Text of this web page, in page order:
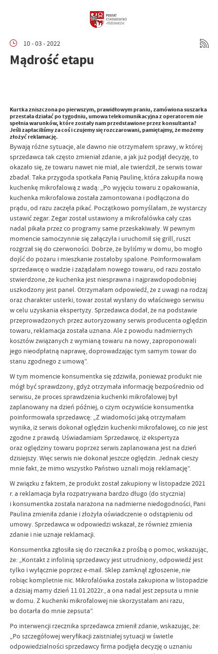
10 - 03 - 2022
Mądrość etapu
Kurtka zniszczona po pierwszym, prawidłowym praniu, zamówiona suszarka
przestała działać po tygodniu, umowa telekomunikacyjna z operatorem nie
spełnia warunków, które zostały nam przedstawione przez konsultanta?
Jeśli zapłaciliśmy za coś i czujemy się rozczarowani, pamiętajmy, że możemy
złożyć reklamację.
Bywają różne sytuacje, ale dawno nie otrzymałem sprawy, w której
sprzedawca tak często zmieniał zdanie, a jak już podjął decyzję, to
okazało się, że towaru nawet nie miał, ale twierdził, że serwis towar
zbadał. Taka przygoda spotkała Panią Paulinę, która zakupiła nową
kuchenkę mikrofalową z wadą: „Po wyjęciu towaru z opakowania,
kuchenka mikrofalowa została zamontowana i podłączona do
prądu, od razu zaczęła pikać. Początkowo pomyślałam, że wystarczy
ustawić zegar. Zegar został ustawiony a mikrofalówka cały czas
nadal pikała przez co programy same przeskakiwały. W pewnym
momencie samoczynnie się załączyła i uruchomił się grill, ruszt
rozgrzał się do czerwoności. Dobrze, że byliśmy w domu, bo mogło
dojść do pożaru i mieszkanie zostałoby spalone. Poinformowałam
sprzedawcę o wadzie i zażądałam nowego towaru, od razu zostało
stwierdzone, że kuchenka jest niesprawna i najprawdopodobniej
uszkodzony jest panel. Otrzymałam odpowiedź, że z uwagi na rodzaj
oraz charakter usterki, towar został wysłany do właściwego serwisu
w celu uzyskania ekspertyzy. Sprzedawca dodał, że na podstawie
przeprowadzonych przez autoryzowany serwis producenta oględzin
towaru, reklamacja została uznana. Ale z powodu nadmiernych
kosztów związanych z wymianą towaru na nowy, zaproponowali
jego nieodpłatną naprawę, doprowadzając tym samym towar do
stanu zgodnego z umową”.
W tym momencie konsumentka się zdziwiła, ponieważ produkt nie
mógł być sprawdzony, gdyż otrzymała informację bezpośrednio od
serwisu, że proces sprawdzenia kuchenki mikrofalowej był
zaplanowany na dzień później, o czym oczywiście konsumentka
poinformowała sprzedawcę: „Z wiadomości jaką otrzymałam
wynika, iż serwis dokonał oględzin kuchenki mikrofalowej, co nie jest
zgodne z prawdą. Uświadamiam Sprzedawcę, iż ekspertyza
oraz oględziny towaru poprzez serwis zaplanowana jest na dzień
dzisiejszy. Więc serwis nie dokonał jeszcze oględzin. Jednak cieszy
mnie fakt, że mimo wszystko Państwo uznali moją reklamację”.
W związku z faktem, że produkt został zakupiony w listopadzie 2021
r. a reklamacja była rozpatrywana bardzo długo (do stycznia)
i konsumentka została narażona na nadmierne niedogodności, Pani
Paulina zmieniła zdanie i złożyła oświadczenie o odstąpieniu od
umowy. Sprzedawca w odpowiedzi wskazał, że również zmienia
zdanie i nie uznaje reklamacji.
Konsumentka zgłosiła się do rzecznika z prośbą o pomoc, wskazując,
że: „Kontakt z infolinią sprzedawcy jest utrudniony, odpowiedź jest
tylko i wyłącznie poprzez e-mail. Sklep zamknął zgłoszenie, nie
robiąc kompletnie nic. Mikrofalówka została zakupiona w listopadzie
a dzisiaj mamy dzień 11.01.2022r., a ona nadal jest zepsuta u mnie
w domu. Z kuchenki mikrofalowej nie skorzystałam ani razu,
bo dotarła do mnie zepsuta”.
Po interwencji rzecznika sprzedawca zmienił zdanie, wskazując, że:
„Po szczegółowej weryfikacji zaistniałej sytuacji w świetle
odpowiedzialności sprzedawcy firma podjęła decyzję o uznaniu